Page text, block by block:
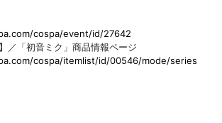
cospa/event/id/27642
／「初音ミク」商品情報ページ
cospa/itemlist/id/00546/mode/series